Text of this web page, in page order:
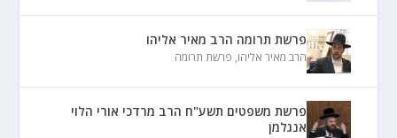
פרשת תרומה הרב מאיר אליהו
הרב מאיר אליהו, פרשת תרומה
פרשת משפטים תשע"ח הרב מרדכי אורי הלוי
אנגלמן